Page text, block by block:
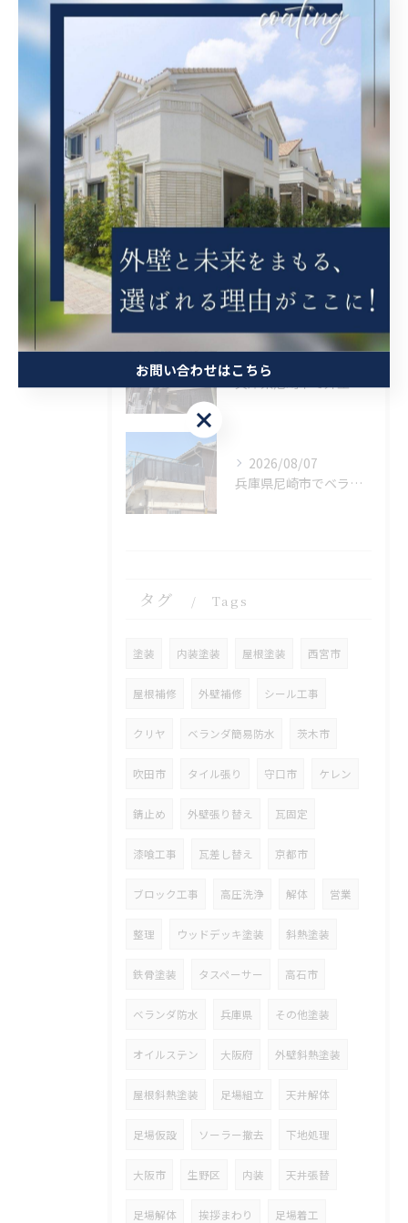
茨木市の外壁塗装
豊中市の外壁塗装
吹田市の外壁塗装
最近の投稿
Recent
Posts
2026/08/08
2026/08/08
2026/08/07
兵庫県尼崎市でベランダリフォームを完工しました。
タグ Tags
塗装 内装塗装 屋根塗装 西宮市
屋根補修 外壁補修 シール工事
クリヤ ベランダ簡易防水 茨木市
吹田市 タイル張り 守口市 ケレン
錆止め 外壁張り替え 瓦固定
漆喰工事 瓦差し替え 京都市
ブロック工事 高圧洗浄 解体 営業
整理 ウッドデッキ塗装 斜熱塗装
鉄骨塗装 タスペーサー 高石市
ベランダ防水 兵庫県 その他塗装
オイルステン 大阪府 外壁斜熱塗装
屋根斜熱塗装 足場組立 天井解体
足場仮設 ソーラー撤去 下地処理
大阪市 生野区 内装 天井張替
足場解体 挨拶まわり 足場着工
お問い合わせはこちら
お問い合わせはこちら